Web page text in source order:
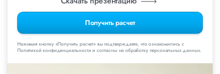
Получить расчет
Нажимая кнопку «Получить расчет» вы подтверждаете, что ознакомились с
Политикой конфиденциальности и согласны на обработку персональных данных.